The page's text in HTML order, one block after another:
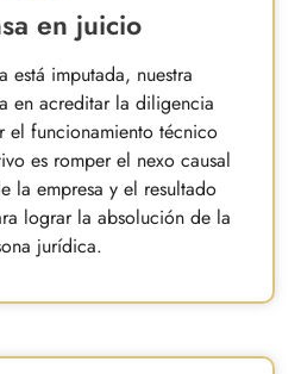
en juicio
está imputada, nuestra
en acreditar la diligencia
el funcionamiento técnico
es romper el nexo causal
la empresa y el resultado
lograr la absolución de la
jurídica.